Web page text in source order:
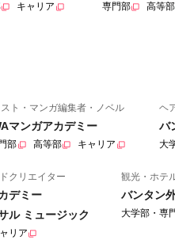
キャリア 専門部 高等部
ト・マンガ編集者・ノベル
マンガアカデミー
部 高等部 キャリア
ヘ
バ
大
クリエイター
デミー
ル ミュージック
リア
観光・ホテ
バンタン
大学部・専